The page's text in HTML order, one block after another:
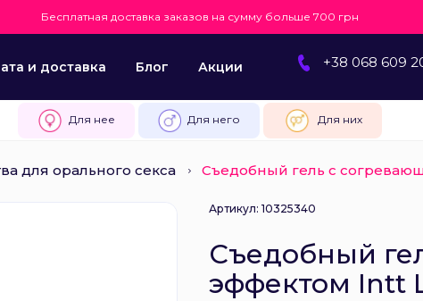
Бесплатная доставка заказов на сумму больше 700 грн
и доставка Блог Акции +38 068 609
Для нее Для него Для них
для орального секса Съедобный гель с
Артикул: 10325340
Съедобный
эффектом Intt